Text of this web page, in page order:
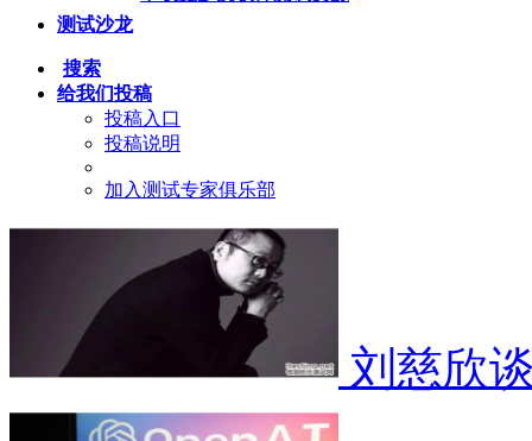
测试沙龙
搜索
给我们投稿
投稿入口
投稿说明
加入测试专家俱乐部
刘慈欣